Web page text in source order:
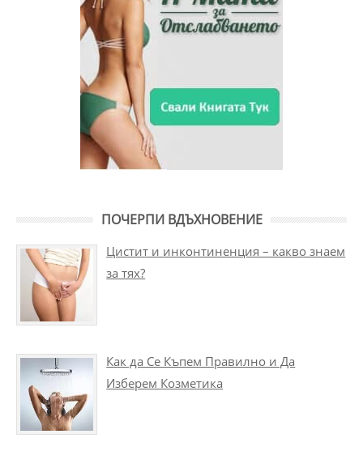
ПОЧЕРПИ ВДЪХНОВЕНИЕ
Цистит и инконтиненция – какво знаем
за тях?
Как да Се Къпем Правилно и Да
Изберем Козметика